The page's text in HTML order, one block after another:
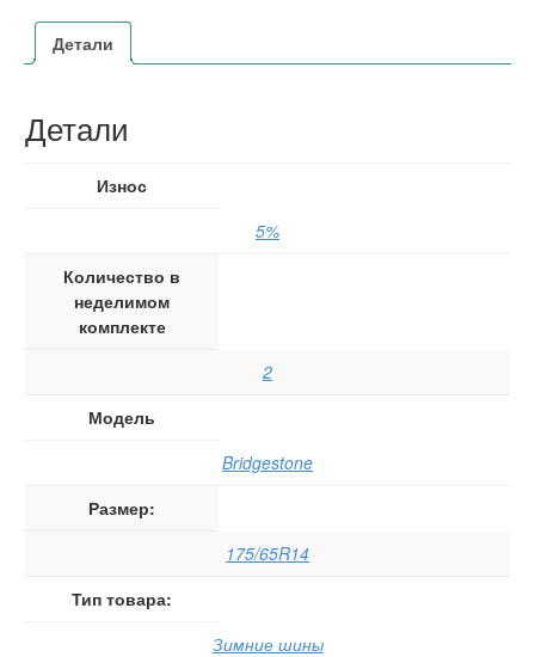
Детали
Детали
Износ
5%
Количество в
неделимом
комплекте
2
Модель
Bridgestone
Размер:
175/65R14
Тип товара:
Зимние шины